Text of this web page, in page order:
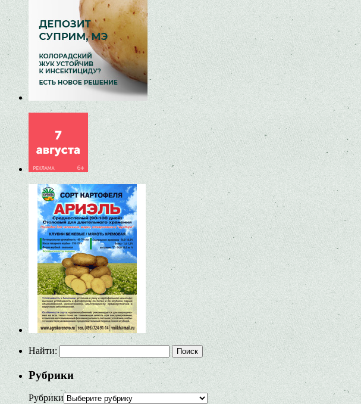
Найти:
Рубрики
Рубрики